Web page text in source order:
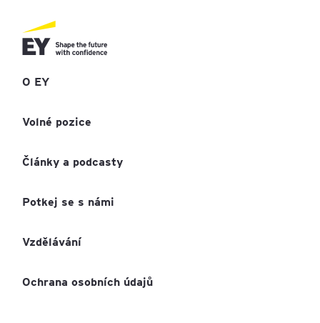
O EY
Volné pozice
Články a podcasty
Potkej se s námi
Vzdělávání
Ochrana osobních údajů